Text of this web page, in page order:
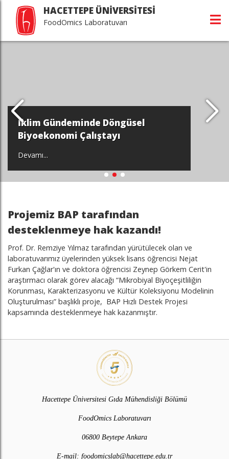
HACETTEPE ÜNİVERSİTESİ
FoodOmics Laboratuvarı
İklim Gündeminde Döngüsel
Biyoekonomi Çalıştayı
Devamı...
Projemiz BAP tarafından
desteklenmeye hak kazandı!
Prof. Dr. Remziye Yılmaz tarafından yürütülecek olan ve
laboratuvarımız üyelerinden yüksek lisans öğrencisi Nejat
Furkan Çağlar'ın ve doktora öğrencisi Zeynep Görkem Cerit'in
araştırmacı olarak görev alacağı “Mikrobiyal Biyoçeşitliliğin
Korunması, Karakterizasyonu ve Kültür Koleksiyonu Modelinin
Oluşturulması” başlıklı proje, BAP Hızlı Destek Projesi
kapsamında desteklenmeye hak kazanmıştır.
Hacettepe Üniversitesi Gıda Mühendisliği Bölümü
FoodOmics Laboratuvarı
06800 Beytepe Ankara
E-mail: foodomicslab@hacettepe.edu.tr